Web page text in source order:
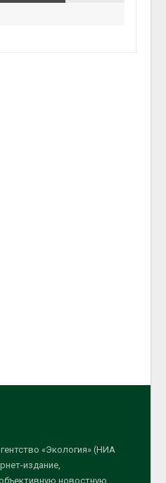
«Экология» (НИА
издание,
новостную